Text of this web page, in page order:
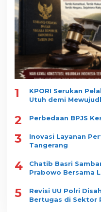
1
KPORI Serukan
Utuh demi
2 Perbedaan BPJS
3
Inovasi Layanan
Tangerang
4
Chatib Basri
Prabowo Bersama
5
Revisi UU Polri
Bertugas di Sektor